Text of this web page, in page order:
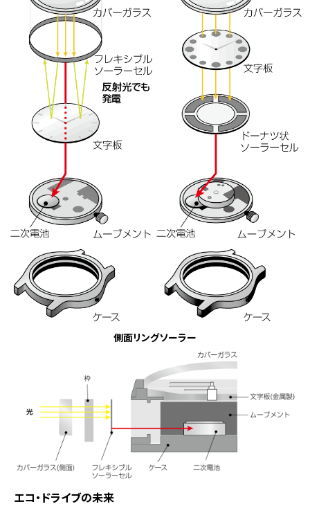
側面リングソーラー
エコ・ドライブの未来